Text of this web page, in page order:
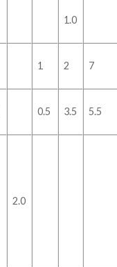
1.0
1 2 7
0.5 3.5 5.5
2.0